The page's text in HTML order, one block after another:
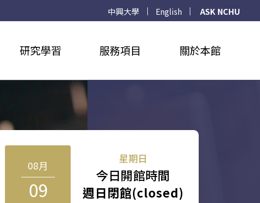
中興大學 English
ASK NCHU
研究學習 服務項目 關於本館
08月
09
星期日
今日開館時間
週日閉館(closed)